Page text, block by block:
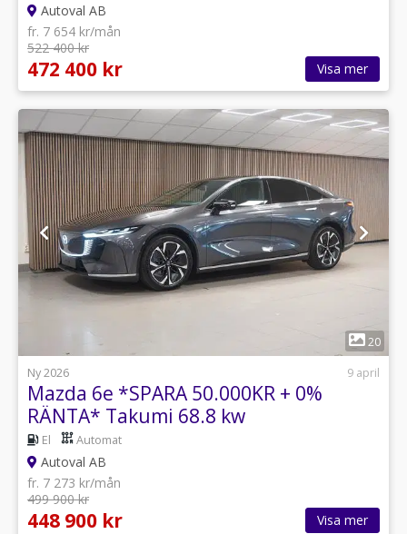
Autoval AB
fr. 7 654 kr/mån
522 400 kr
472 400 kr Visa mer
20
Ny 2026
9 april
Mazda 6e *SPARA 50.000KR + 0%
RÄNTA* Takumi 68.8 kw
El Automat
Autoval AB
fr. 7 273 kr/mån
499 900 kr
448 900 kr Visa mer